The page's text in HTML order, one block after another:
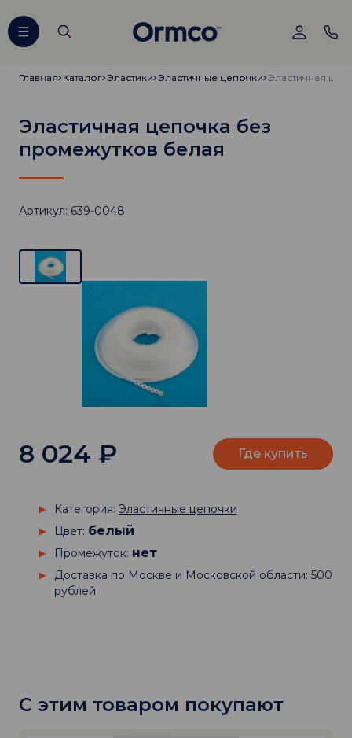
Главная
Главная Каталог
Каталог Эластики
Эластики Эластичные цепочки
Эластичные цепочки
Эластичная цепочка без
промежутков белая
Артикул: 639-0048
Категория: Эластичные цепочки
Цвет: белый
Промежуток: нет
Доставка по Москве и Московской области: 500
рублей
8 024 ₽ Где купить
С этим товаром покупают